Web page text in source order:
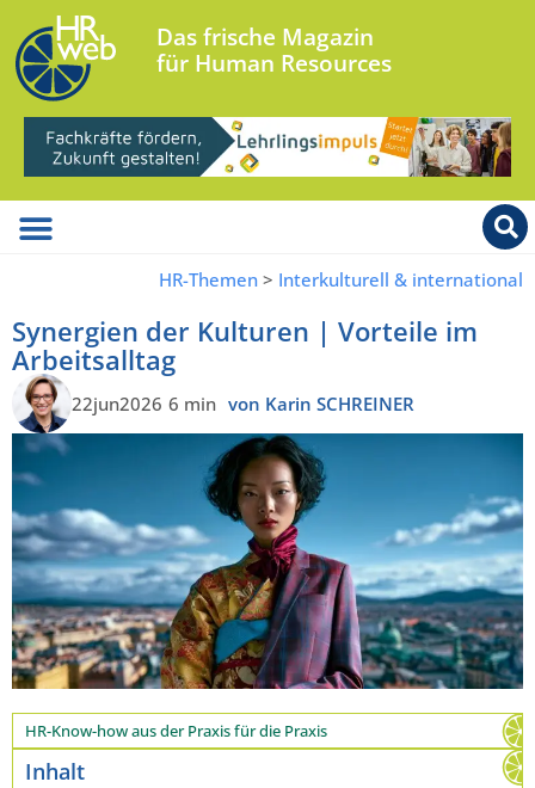
Das frische Magazin
für Human Resources
HR-Themen > Interkulturell & international
Synergien der Kulturen | Vorteile im
Arbeitsalltag
22jun2026 6 min von Karin SCHREINER
HR-Know-how aus der Praxis für die Praxis
Inhalt